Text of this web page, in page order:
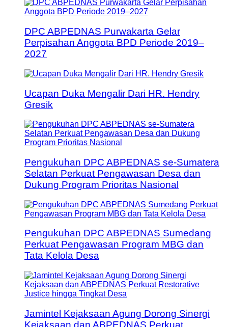
DPC ABPEDNAS Purwakarta Gelar
Perpisahan Anggota BPD Periode 2019–
2027
Ucapan Duka Mengalir Dari HR. Hendry
Gresik
Pengukuhan DPC ABPEDNAS se-Sumatera
Selatan Perkuat Pengawasan Desa dan
Dukung Program Prioritas Nasional
Pengukuhan DPC ABPEDNAS Sumedang
Perkuat Pengawasan Program MBG dan
Tata Kelola Desa
Jamintel Kejaksaan Agung Dorong Sinergi
Kejaksaan dan ABPEDNAS Perkuat